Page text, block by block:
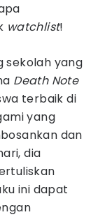
watchlist!
sekolah yang
Death Note
terbaik di
yang
dan
dia
ini dapat